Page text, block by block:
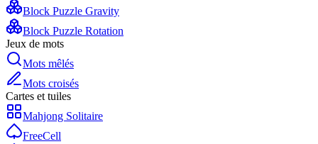
Block Puzzle Gravity
Block Puzzle Rotation
Jeux de mots
Mots mêlés
Mots croisés
Cartes et tuiles
Mahjong Solitaire
FreeCell